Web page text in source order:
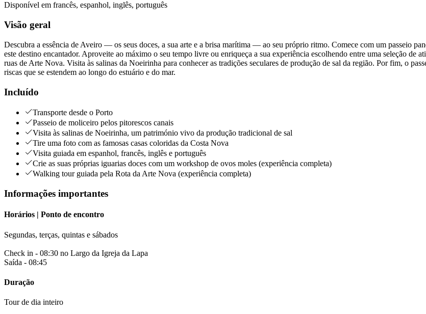
Disponível em francês, espanhol, inglês, português
Visão geral
Descubra a essência de Aveiro — os seus doces, a sua arte e a brisa marítima — ao seu próprio ritmo. Comece com um passeio
este destino encantador. Aproveite ao máximo o seu tempo livre ou enriqueça a sua experiência escolhendo entre uma seleção
ruas de Arte Nova. Visita às salinas da Noeirinha para conhecer as tradições seculares de produção de sal da região. Por fim, o
riscas que se estendem ao longo do estuário e do mar.
Incluído
Transporte desde o Porto
Passeio de moliceiro pelos pitorescos canais
Visita às salinas de Noeirinha, um património vivo da produção tradicional de sal
Tire uma foto com as famosas casas coloridas da Costa Nova
Visita guiada em espanhol, francês, inglês e português
Crie as suas próprias iguarias doces com um workshop de ovos moles (experiência completa)
Walking tour guiada pela Rota da Arte Nova (experiência completa)
Informações importantes
Horários | Ponto de encontro
Segundas, terças, quintas e sábados
Check in - 08:30 no Largo da Igreja da Lapa
Saída - 08:45
Duração
Tour de dia inteiro